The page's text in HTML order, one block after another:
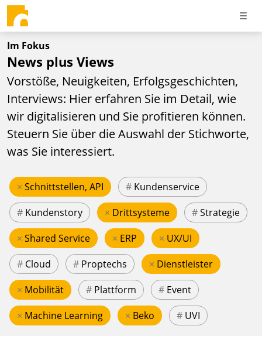
Im Fokus
News plus Views
Vorstöße, Neuigkeiten, Erfolgsgeschichten,
Interviews: Hier erfahren Sie im Detail, wie
wir digitalisieren und Sie profitieren können.
Steuern Sie über die Auswahl der Stichworte,
was Sie interessiert.
× Schnittstellen, API # Kundenservice
# Kundenstory × Drittsysteme #Strategie
× Shared Service × ERP × UX/UI
# Cloud # Proptechs × Dienstleister
× Mobilität # Plattform # Event
× Machine Learning × Beko # UVI